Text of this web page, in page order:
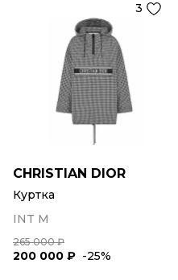
3
CHRISTIAN DIOR
Куртка
INT M
265 000 ₽
200 000 ₽ -25%